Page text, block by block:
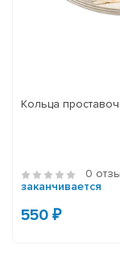
Кольца
0
заканчивается
550 ₽